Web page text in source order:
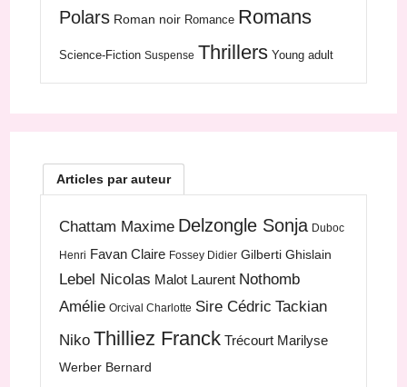
Polars Roman noir Romance Romans
Science-Fiction Suspense Thrillers Young adult
Articles par auteur
Chattam Maxime Delzongle Sonja Duboc
Henri Favan Claire Fossey Didier Gilberti Ghislain
Lebel Nicolas Malot Laurent Nothomb
Amélie Orcival Charlotte Sire Cédric Tackian
Niko Thilliez Franck Trécourt Marilyse
Werber Bernard